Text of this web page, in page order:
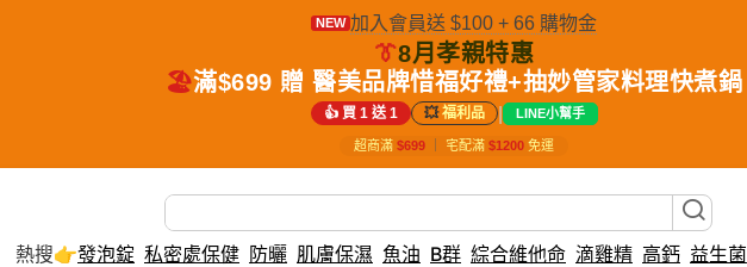
NEW 加入會員送 $100 + 66 購物金
👔8月孝親特惠
🏖️滿$699 贈 醫美品牌惜福好禮+抽妙管家料理快煮鍋
👍 買 1 送 1 💥福利品 | LINE小幫手
超商滿 $699 宅配滿 $1200 免運
熱搜👉發泡錠 私密處保健 防曬 肌膚保濕 魚油 B群 綜合維他命 滴雞精 高鈣 益生菌